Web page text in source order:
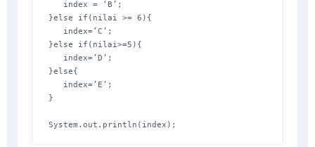
}else if(nilai >= 6){
}else if(nilai>=5){
}else{
}
System.out.println(index);